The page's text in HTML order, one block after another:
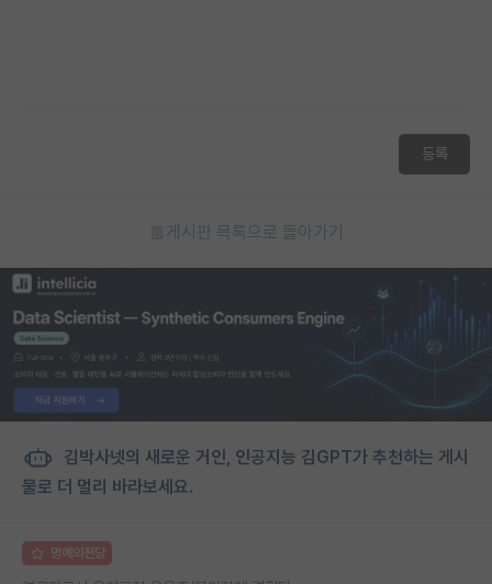
등록
게시판 목록으로 돌아가기
김박사넷의 새로운 거인, 인공지능 김GPT가 추천하는 게시
물로 더 멀리 바라보세요.
명예의전당